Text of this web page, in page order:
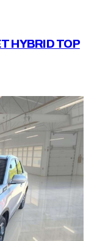
HYBRID TOP